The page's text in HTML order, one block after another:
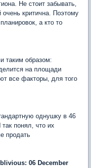
Не стоит забывать,
очень критична. Поэтому
а кто то
таким образом:
на площади
все факторы, для того
однушку в 46
понял, что их
продать
06 December